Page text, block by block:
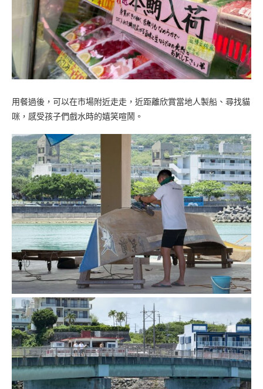
用餐過後，可以在市場附近走走，近距離欣賞當地人製船、尋找貓
咪，感受孩子們戲水時的嬉笑喧鬧。